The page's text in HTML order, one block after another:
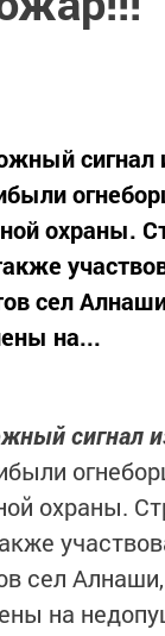
сигнал
охраны.
сел
на...
сигнал
охраны.
сел
на